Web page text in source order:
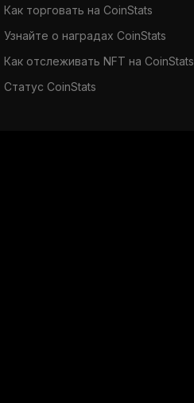
Как торговать на CoinStats
Узнайте о наградах CoinStats
Как отслеживать NFT на CoinStats
Статус CoinStats